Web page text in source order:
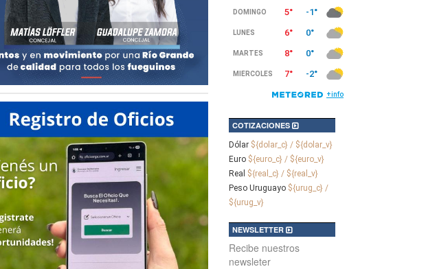
COTIZACIONES
Dólar ${dolar_c} / ${dolar_v}
Euro ${euro_c} / ${euro_v}
Real ${real_c} / ${real_v}
Peso Uruguayo ${urug_c} /
${urug_v}
NEWSLETTER
Recibe nuestros
newsleter